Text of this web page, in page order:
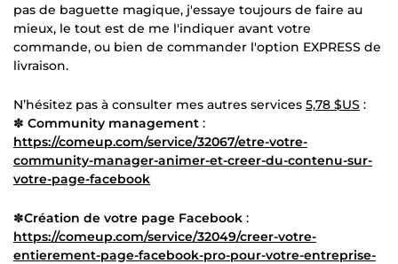
pas de baguette magique, j'essaye toujours de faire au
mieux, le tout est de me l'indiquer avant votre
commande, ou bien de commander l'option EXPRESS de
livraison.
N’hésitez pas à consulter mes autres services 5,78 $US :
✽ Community management :
https://comeup.com/service/32067/etre-votre-
community-manager-animer-et-creer-du-contenu-sur-
votre-page-facebook
✽Création de votre page Facebook :
https://comeup.com/service/32049/creer-votre-
entierement-page-facebook-pro-pour-votre-entreprise-